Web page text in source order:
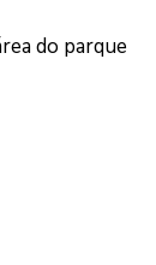
do parque